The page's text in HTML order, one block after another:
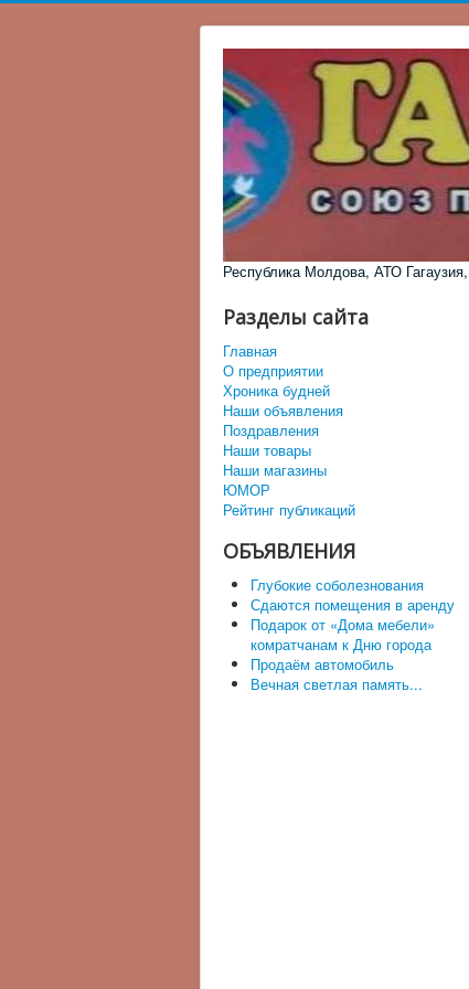
Республика Молдова, АТО
Разделы сайта
Главная
О предприятии
Хроника будней
Наши объявления
Поздравления
Наши товары
Наши магазины
ЮМОР
Рейтинг публикаций
ОБЪЯВЛЕНИЯ
Глубокие соболезнования
Сдаются помещения в аренду
Подарок от «Дома мебели»
комратчанам к Дню города
Продаём автомобиль
Вечная светлая память...